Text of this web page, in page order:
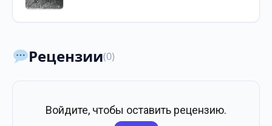
Рецензии(0)
Войдите, чтобы оставить рецензию.